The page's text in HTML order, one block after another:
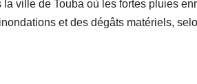
la ville de Touba où les fortes pluies
et des dégâts matériels,